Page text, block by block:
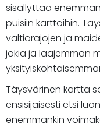
sisällyttää
puisiin karttoihin.
valtiorajojen ja
jokia ja laajemman
Täysvärinen kartta
ensisijaisesti etsi
enemmänkin